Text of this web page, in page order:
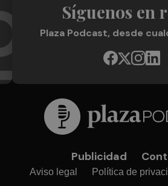
Síguenos en
Plaza Podcast, desde
Publicidad
Aviso legal Política de